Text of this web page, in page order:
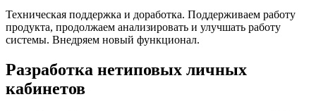
Техническая поддержка и доработка. Поддерживаем работу
продукта, продолжаем анализировать и улучшать работу
системы. Внедряем новый функционал.
Разработка нетиповых личных
кабинетов